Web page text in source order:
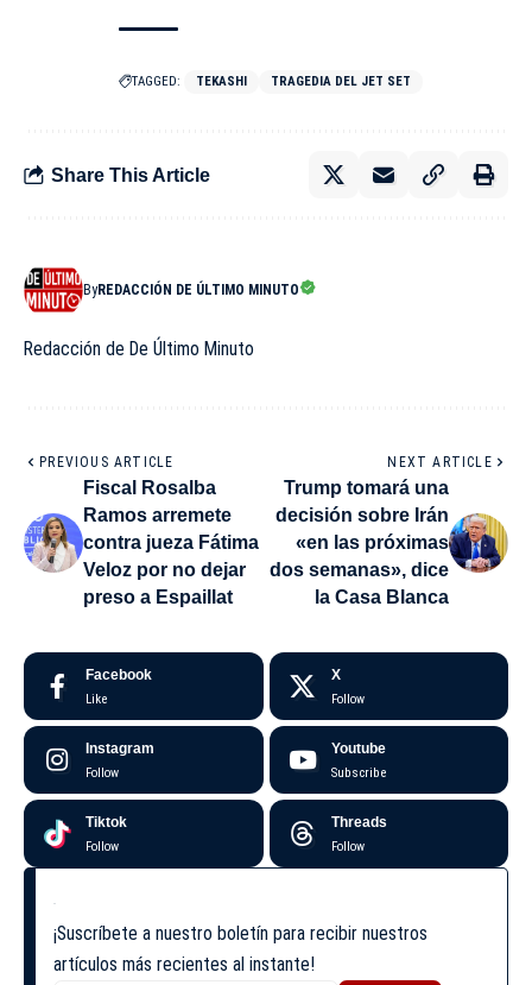
TAGGED: TEKASHI TRAGEDIA DEL JET SET
Share This Article
ByREDACCIÓN DE ÚLTIMO MINUTO
Redacción de De Último Minuto
PREVIOUS ARTICLE
Fiscal Rosalba
Ramos arremete
contra jueza Fátima
Veloz por no dejar
preso a Espaillat
NEXT ARTICLE
Trump tomará una
decisión sobre Irán
«en las próximas
dos semanas», dice
la Casa Blanca
Facebook
Like
X
Follow
Instagram
Follow
Youtube
Subscribe
Tiktok
Follow
Threads
Follow
¡Suscríbete a nuestro boletín para recibir nuestros
artículos más recientes al instante!